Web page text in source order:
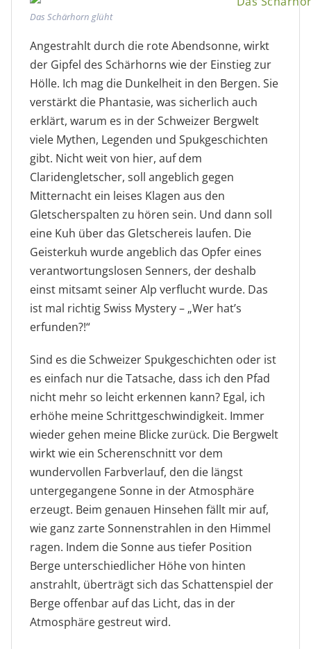
Das Schärhorn glüht
Angestrahlt durch die rote Abendsonne, wirkt
der Gipfel des Schärhorns wie der Einstieg zur
Hölle. Ich mag die Dunkelheit in den Bergen. Sie
verstärkt die Phantasie, was sicherlich auch
erklärt, warum es in der Schweizer Bergwelt
viele Mythen, Legenden und Spukgeschichten
gibt. Nicht weit von hier, auf dem
Claridengletscher, soll angeblich gegen
Mitternacht ein leises Klagen aus den
Gletscherspalten zu hören sein. Und dann soll
eine Kuh über das Gletschereis laufen. Die
Geisterkuh wurde angeblich das Opfer eines
verantwortungslosen Senners, der deshalb
einst mitsamt seiner Alp verflucht wurde. Das
ist mal richtig Swiss Mystery – „Wer hat’s
erfunden?!“
Sind es die Schweizer Spukgeschichten oder ist
es einfach nur die Tatsache, dass ich den Pfad
nicht mehr so leicht erkennen kann? Egal, ich
erhöhe meine Schrittgeschwindigkeit. Immer
wieder gehen meine Blicke zurück. Die Bergwelt
wirkt wie ein Scherenschnitt vor dem
wundervollen Farbverlauf, den die längst
untergegangene Sonne in der Atmosphäre
erzeugt. Beim genauen Hinsehen fällt mir auf,
wie ganz zarte Sonnenstrahlen in den Himmel
ragen. Indem die Sonne aus tiefer Position
Berge unterschiedlicher Höhe von hinten
anstrahlt, überträgt sich das Schattenspiel der
Berge offenbar auf das Licht, das in der
Atmosphäre gestreut wird.